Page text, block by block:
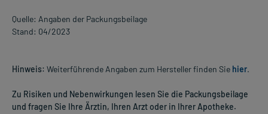
Quelle: Angaben der Packungsbeilage
Stand: 04/2023
Hinweis: Weiterführende Angaben zum Hersteller finden Sie hier.
Zu Risiken und Nebenwirkungen lesen Sie die Packungsbeilage
und fragen Sie Ihre Ärztin, Ihren Arzt oder in Ihrer Apotheke.